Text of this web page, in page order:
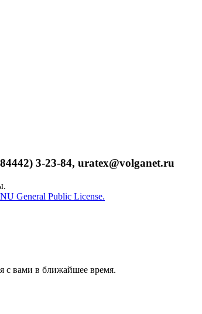
3-23-84, uratex@volganet.ru
General Public License.
с вами в ближайшее время.